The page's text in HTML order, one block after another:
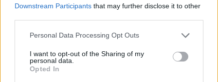
Downstream Participants that may further disclose it to other
Please note that this website/app uses one or more Google
not limited to your visit or usage behaviour. You may click to
grant or deny consent to Google and its third-party tags to
use your data for below specified purposes in below Google
Personal Data Processing Opt Outs
I want to opt-out of the Sharing of my
personal data.
Opted In
insider.gr στο Google News
πρώτοι όλες τιςειδήσειςαπό την Ελλάδα και τον κόσμο.